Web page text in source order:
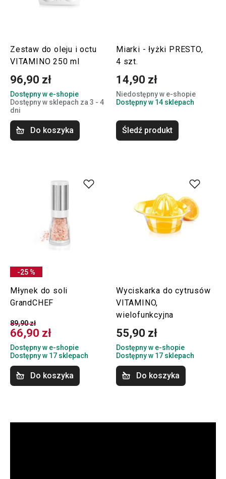
Zestaw do oleju i octu
VITAMINO 250 ml
96,90 zł
Dostępny w e-shopie
Dostępny w sklepach za 3 - 4
dni
Do koszyka
Miarki - łyżki PRESTO,
4 szt.
14,90 zł
Niedostępny w e-shopie
Dostępny w 14 sklepach
Śledź produkt
-25 %
Młynek do soli
GrandCHEF
89,90 zł
66,90 zł
Dostępny w e-shopie
Dostępny w 17 sklepach
Do koszyka
Wyciskarka do cytrusów
VITAMINO,
wielofunkcyjna
55,90 zł
Dostępny w e-shopie
Dostępny w 17 sklepach
Do koszyka